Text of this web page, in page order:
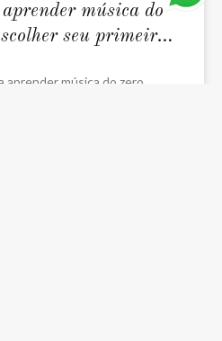
música do
seu primeiro
aprender música do zero,